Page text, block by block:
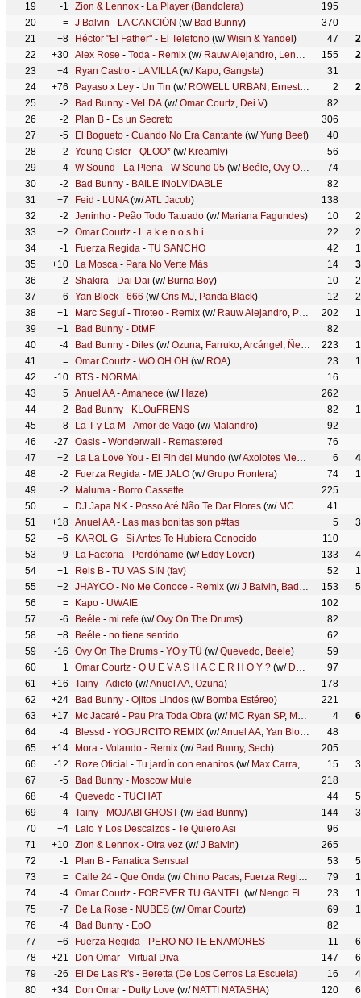
19
-1 Zion & Lennox - La Player (Bandolera)
195
20
= J Balvin - LA CANCIÓN (w/ Bad Bunny)
370
21
+8 Héctor "El Father" - El Telefono (w/Wisin & Yandel ) 47
22
+30 Alex Rose - Toda - Remix (w/ Rauw Alejandro, Lenny Tavárez 155
23
+4 Ryan Castro - LA VILLA(w/ Kapo, Gangsta)
31
24
+76 Payaso x Ley - Un Tin (w/ ROWELL URBAN , Ernesto Losa ,2
25
-2 Bad Bunny - VeLDÁ (w/Omar Courtz, Dei V)
82
26
-2 Plan B - Es un Secreto
306
27
-5 El Bogueto - Cuando No Era Cantante (w/Yung Beef)
40
28
-2 Young Cister - QLOO* (w/ Kreamly)
56
29
-4 W Sound - La Plena - W Sound 05 (w/ Beéle, Ovy On The Drums
74
30
-2 Bad Bunny - BAILE INoLVIDABLE
82
31
+7 Feid - LUNA(w/ATL Jacob)
138
32
-2 Jeninho - Peão Todo Tatuado (w/ Mariana Fagundes) 10
33
+2 Omar Courtz - L a k e n o s h i 22
34
-1 Fuerza Regida - TU SANCHO 42
35
+10 La Mosca - Para No Verte Más 14
36
-2 Shakira - Dai Dai (w/ Burna Boy) 10
37
-6 Yan Block - 666 (w/Cris MJ, Panda Black) 12
38
+1 Marc Seguí - Tiroteo - Remix (w/ Rauw Alejandro, Pol Granch 202
39
+1 Bad Bunny - DtMF
82
40
-4 Bad Bunny - Diles (w/Ozuna, Farruko,Arcángel , Ñengo Flow 223
41
= Omar Courtz - WO OH OH (w/ ROA) 23
42
-10 BTS - NORMAL
16
43
+5 Anuel AA-Amanece (w/ Haze)
262
44
-2 Bad Bunny - KLOuFRENS 82
45
-8 La T y La M -Amor de Vago (w/ Malandro)
92
46
-27 Oasis - Wonderwall - Remastered
76
47
+2 La La Love You - El Fin del Mundo (w/Axolotes Mexicanos )6
48
-2 Fuerza Regida - ME JALO (w/Grupo Frontera) 74
49
-2 Maluma - Borro Cassette
225
50
= DJ Japa NK - Posso Até Não Te Dar Flores (w/ MC Meno K ,MC
41
51
+18 Anuel AA- Las mas bonitas son p#tas 5
52
+6 KAROL G - Si Antes Te Hubiera Conocido
110
53
-9 La Factoria - Perdóname (w/ Eddy Lover) 133
54
+1 Rels B - TU VAS SIN (fav) 52
55
+2 JHAYCO - No Me Conoce - Remix (w/J Balvin, Bad Bunny )
153
56
= Kapo - UWAIE
102
57
-6 Beéle - mi refe (w/Ovy On The Drums)
82
58
+8 Beéle - no tiene sentido
62
59
-16 Ovy On The Drums - YO y TÚ (w/Quevedo, Beéle)
59
60
+1 Omar Courtz - Q U E V A S H A C E R H O Y ? (w/ De La Rose
97
61
+16 Tainy -Adicto (w/Anuel AA, Ozuna)
178
62
+24 Bad Bunny - Ojitos Lindos (w/ Bomba Estéreo)
221
63
+17 Mc Jacaré - Pau Pra Toda Obra (w/ MC Ryan SP, Mc Lele JP , Mc
4
64
-4 Blessd - YOGURCITO REMIX (w/Anuel AA, Yan Block Luar La L
48
65
+14 Mora - Volando - Remix (w/ Bad Bunny, Sech)
205
66
-12 Roze Oficial - Tu jardín con enanitos (w/ Max Carra, Valen ,
15
67
-5 Bad Bunny - Moscow Mule
218
68
-4 Quevedo - TUCHAT 44
69
-4 Tainy - MOJABI GHOST (w/ Bad Bunny) 144
70
+4 Lalo Y Los Descalzos - Te Quiero Asi
96
71
+10 Zion & Lennox - Otra vez (w/J Balvin)
265
72
-1 Plan B - Fanatica Sensual 53
73
= Calle 24 - Que Onda (w/Chino Pacas, Fuerza Regida 79
74
-4 Omar Courtz - FOREVER TU GANTEL (w/ Ñengo Flow 23
75
-7 De La Rose - NUBES (w/Omar Courtz) 69
76
-4 Bad Bunny - EoO
82
77
+6 Fuerza Regida - PERO NO TE ENAMORES 11
78
+21 Don Omar - Virtual Diva 147
79
-26 El De Las R's - Beretta (De Los Cerros La Escuela) 16
80
+34 Don Omar - Dutty Love (w/ NATTI NATASHA) 120